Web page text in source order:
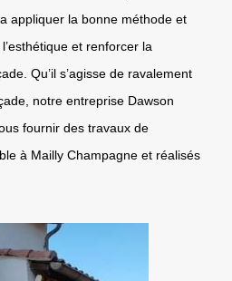
appliquer la bonne méthode et
et renforcer la
Qu’il s’agisse de ravalement
notre entreprise Dawson
fournir des travaux de
à Mailly Champagne et réalisés